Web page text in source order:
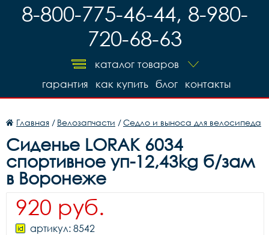
8-800-775-46-44, 8-980-
720-68-63
каталог товаров
контакты
блог
как купить
гарантия
Главная / Велозапчасти /Седло и выноса для велосипеда
Сиденье LORAK 6034
спортивное уп-12,43kg б/зам
в Воронеже
920 руб.
артикул: 8542